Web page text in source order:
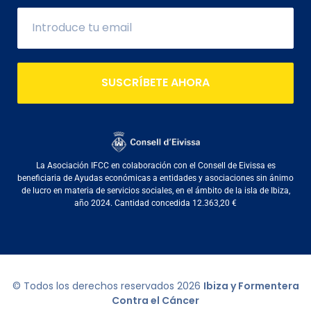
SUSCRÍBETE AHORA
La Asociación IFCC en colaboración con el Consell de Eivissa es
beneficiaria de Ayudas económicas a entidades y asociaciones sin ánimo
de lucro en materia de servicios sociales, en el ámbito de la isla de Ibiza,
año 2024. Cantidad concedida 12.363,20 €
© Todos los derechos reservados 2026 Ibiza y Formentera
Contra el Cáncer